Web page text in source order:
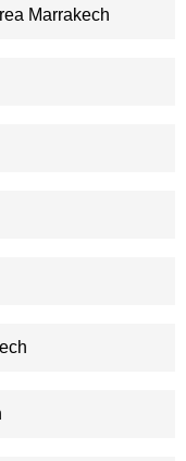
Marrakech